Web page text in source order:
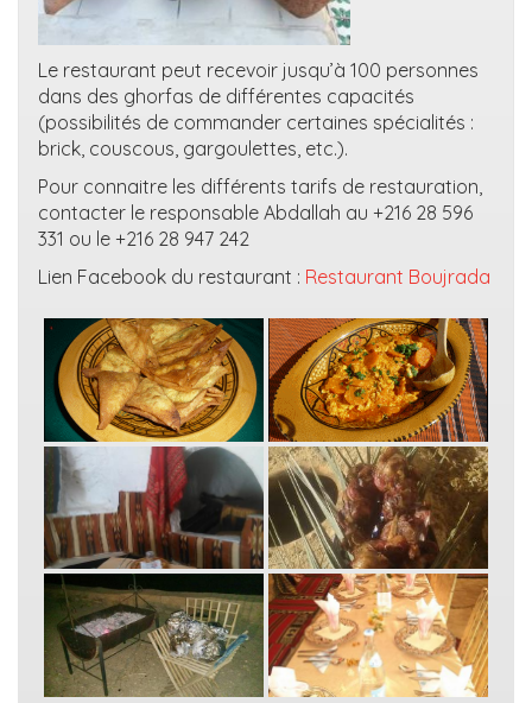
Le restaurant peut recevoir jusqu’à 100 personnes
dans des ghorfas de différentes capacités
(possibilités de commander certaines spécialités :
brick, couscous, gargoulettes, etc.).
Pour connaitre les différents tarifs de restauration,
contacter le responsable Abdallah au +216 28 596
331 ou le +216 28 947 242
Lien Facebook du restaurant : Restaurant Boujrada